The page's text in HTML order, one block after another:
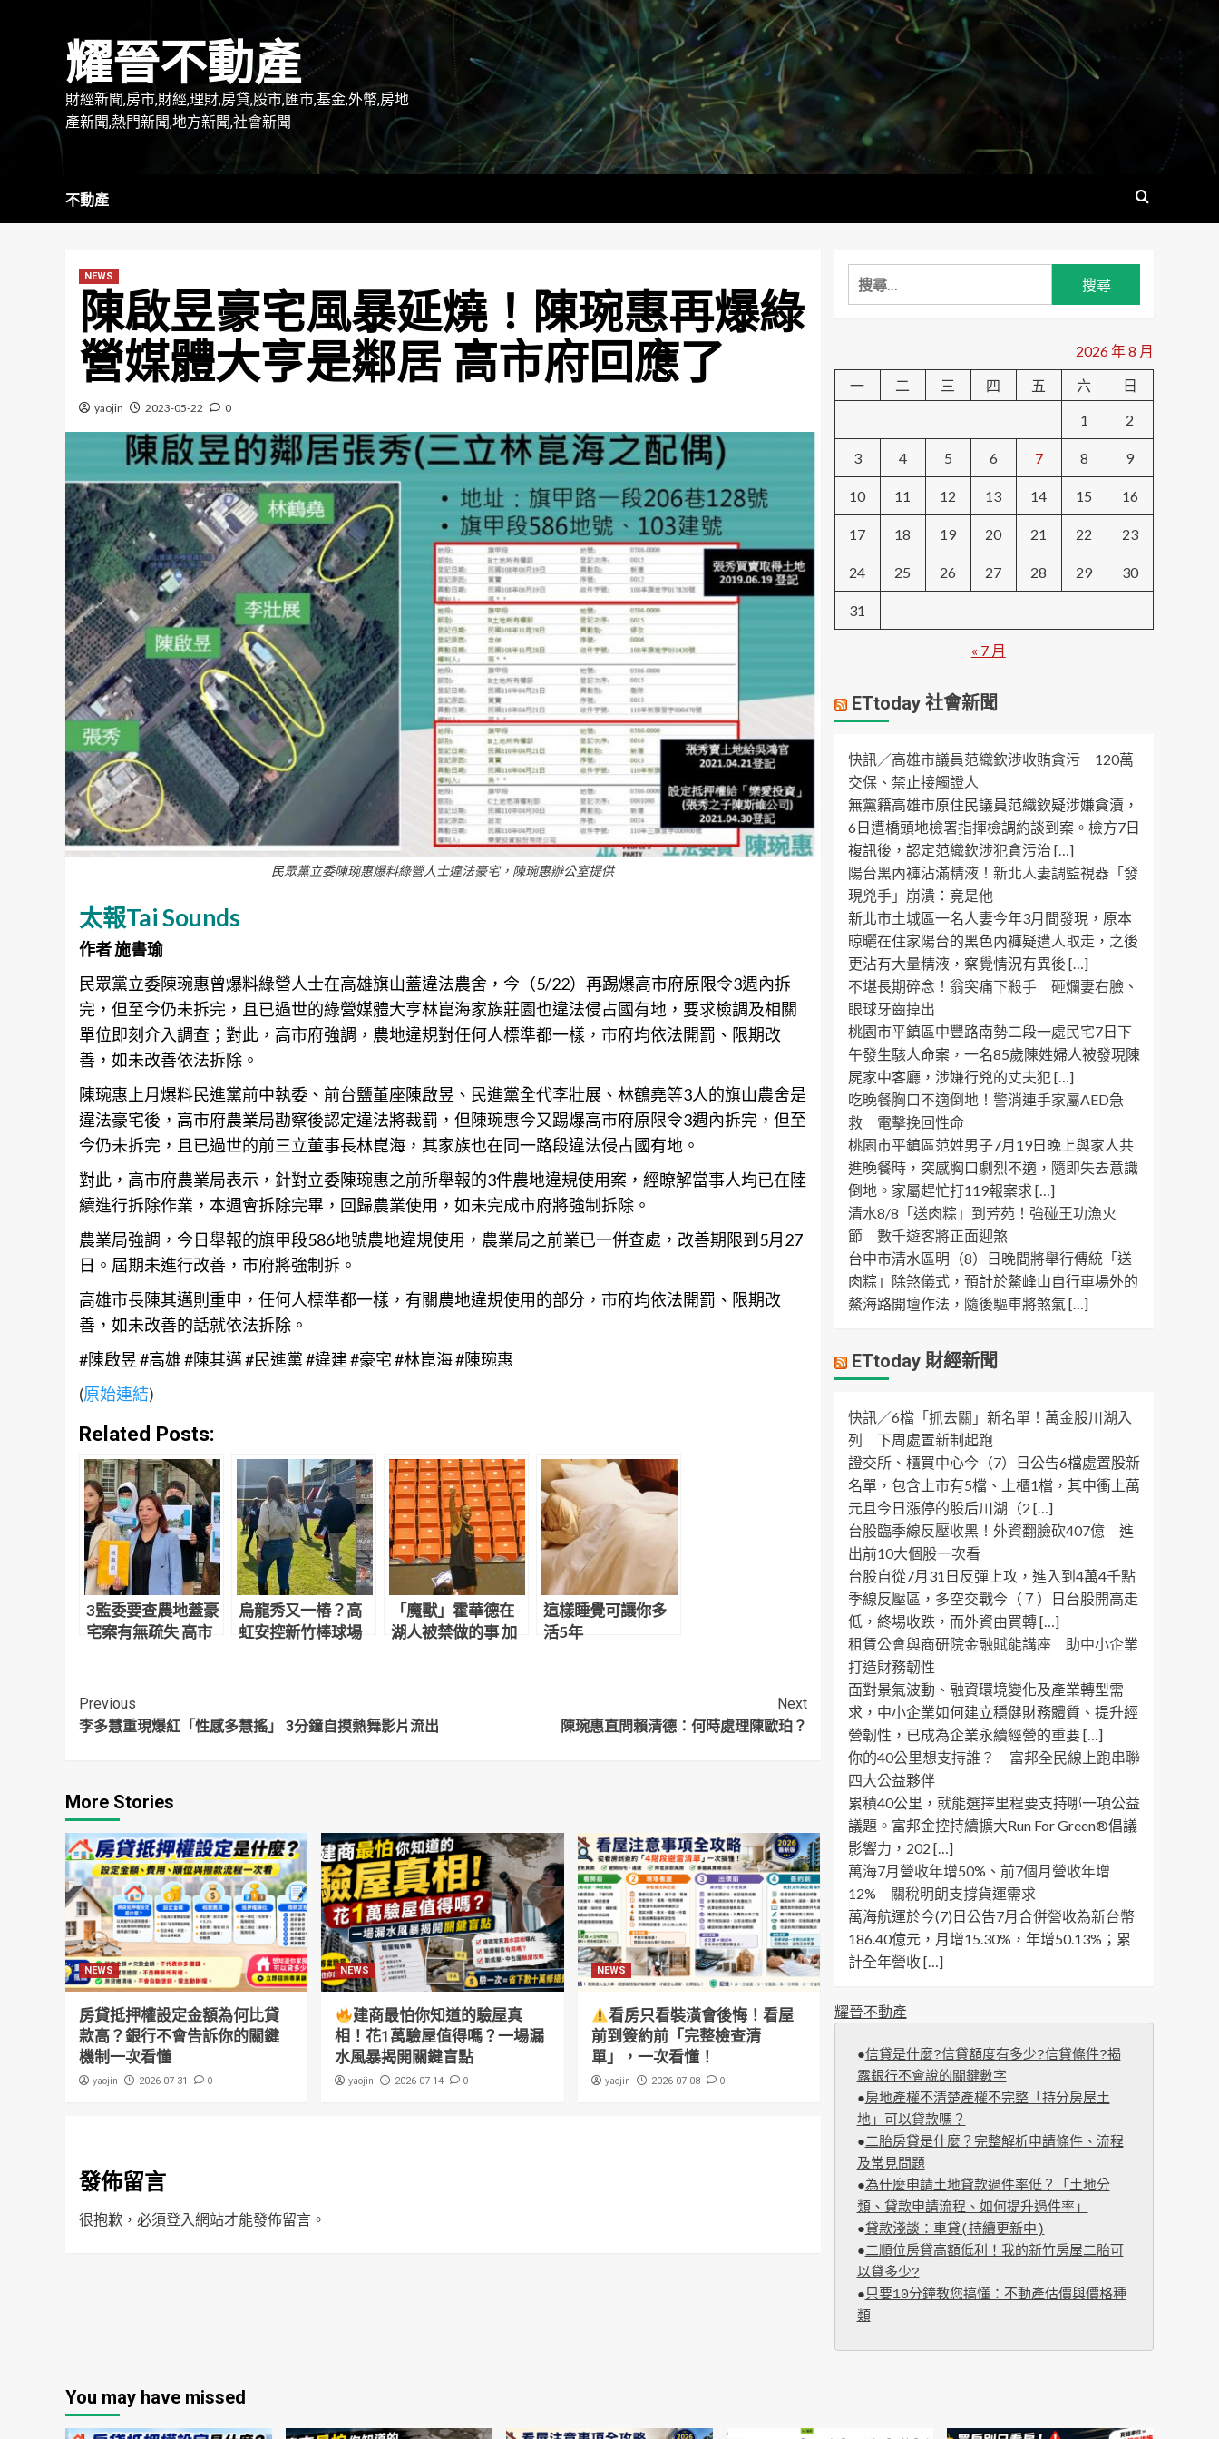
耀晉不動產
財經新聞,房市,財經,理財,房貸,股市,匯市,基金,外幣,房地
產新聞,熱門新聞,地方新聞,社會新聞
不動產
NEWS
陳啟昱豪宅風暴延燒！陳琬惠再爆綠
營媒體大亨是鄰居 高市府回應了
yaojin 2023-05-22 0
民眾黨立委陳琬惠爆料綠營人士違法豪宅，陳琬惠辦公室提供
太報Tai Sounds
作者 施書瑜
民眾黨立委陳琬惠曾爆料綠營人士在高雄旗山蓋違法農舍，今（5/22）再踢爆高市府原限令3週內拆
完，但至今仍未拆完，且已過世的綠營媒體大亨林崑海家族莊園也違法侵占國有地，要求檢調及相關
單位即刻介入調查；對此，高市府強調，農地違規對任何人標準都一樣，市府均依法開罰、限期改
善，如未改善依法拆除。
陳琬惠上月爆料民進黨前中執委、前台鹽董座陳啟昱、民進黨全代李壯展、林鶴堯等3人的旗山農舍是
違法豪宅後，高市府農業局勘察後認定違法將裁罰，但陳琬惠今又踢爆高市府原限令3週內拆完，但至
今仍未拆完，且已過世的前三立董事長林崑海，其家族也在同一路段違法侵占國有地。
對此，高市府農業局表示，針對立委陳琬惠之前所舉報的3件農地違規使用案，經瞭解當事人均已在陸
續進行拆除作業，本週會拆除完畢，回歸農業使用，如未完成市府將強制拆除。
農業局強調，今日舉報的旗甲段586地號農地違規使用，農業局之前業已一併查處，改善期限到5月27
日。屆期未進行改善，市府將強制拆。
高雄市長陳其邁則重申，任何人標準都一樣，有關農地違規使用的部分，市府均依法開罰、限期改
善，如未改善的話就依法拆除。
#陳啟昱 #高雄 #陳其邁 #民進黨 #違建 #豪宅 #林崑海 #陳琬惠
(原始連結)
Related Posts:
3監委要查農地蓋豪
宅案有無疏失 高市
烏龍秀又一樁？高
虹安控新竹棒球場
「魔獸」霍華德在
湖人被禁做的事 加
這樣睡覺可讓你多
活5年
Continue
Reading
Previous
李多慧重現爆紅「性感多慧搖」 3分鐘自摸熱舞影片流出
Next
陳琬惠直問賴清德：何時處理陳歐珀？
More Stories
NEWS
房貸抵押權設定金額為何比貸
款高？銀行不會告訴你的關鍵
機制一次看懂
yaojin 2026-07-31 0
NEWS
建商最怕你知道的驗屋真
相！花1萬驗屋值得嗎？一場漏
水風暴揭開關鍵盲點
yaojin 2026-07-14 0
NEWS
看房只看裝潢會後悔！看屋
前到簽約前「完整檢查清
單」，一次看懂！
yaojin 2026-07-08 0
發佈留言
很抱歉，必須登入網站才能發佈留言。
搜
尋
字:
2026 年 8 月
一
二 三 四 五 六
日
1
2
3 4 5 6 7 8 9
10 11 12 13 14 15 16
17 18 19 20 21 22 23
24 25 26 27 28 29 30
31
« 7 月
ETtoday 社會新聞
快訊／高雄市議員范織欽涉收賄貪污 120萬
交保、禁止接觸證人
無黨籍高雄市原住民議員范織欽疑涉嫌貪瀆，
6日遭橋頭地檢署指揮檢調約談到案。檢方7日
複訊後，認定范織欽涉犯貪污治 […]
陽台黑內褲沾滿精液！新北人妻調監視器「發
現兇手」崩潰：竟是他
新北市土城區一名人妻今年3月間發現，原本
晾曬在住家陽台的黑色內褲疑遭人取走，之後
更沾有大量精液，察覺情況有異後 […]
不堪長期碎念！翁突痛下殺手 砸爛妻右臉、
眼球牙齒掉出
桃園市平鎮區中豐路南勢二段一處民宅7日下
午發生駭人命案，一名85歲陳姓婦人被發現陳
屍家中客廳，涉嫌行兇的丈夫犯 […]
吃晚餐胸口不適倒地！警消連手家屬AED急
救 電擊挽回性命
桃園市平鎮區范姓男子7月19日晚上與家人共
進晚餐時，突感胸口劇烈不適，隨即失去意識
倒地。家屬趕忙打119報案求 […]
清水8/8「送肉粽」到芳苑！強碰王功漁火
節 數千遊客將正面迎煞
台中市清水區明（8）日晚間將舉行傳統「送
肉粽」除煞儀式，預計於鰲峰山自行車場外的
鰲海路開壇作法，隨後驅車將煞氣 […]
ETtoday 財經新聞
快訊／6檔「抓去關」新名單！萬金股川湖入
列 下周處置新制起跑
證交所、櫃買中心今（7）日公告6檔處置股新
名單，包含上市有5檔、上櫃1檔，其中衝上萬
元且今日漲停的股后川湖（2 […]
台股臨季線反壓收黑！外資翻臉砍407億 進
出前10大個股一次看
台股自從7月31日反彈上攻，進入到4萬4千點
季線反壓區，多空交戰今（７）日台股開高走
低，終場收跌，而外資由買轉 […]
租賃公會與商研院金融賦能講座 助中小企業
打造財務韌性
面對景氣波動、融資環境變化及產業轉型需
求，中小企業如何建立穩健財務體質、提升經
營韌性，已成為企業永續經營的重要 […]
你的40公里想支持誰？ 富邦全民線上跑串聯
四大公益夥伴
累積40公里，就能選擇里程要支持哪一項公益
議題。富邦金控持續擴大Run For Green®倡議
影響力，202 […]
萬海7月營收年增50%、前7個月營收年增
12% 關稅明朗支撐貨運需求
萬海航運於今(7)日公告7月合併營收為新台幣
186.40億元，月增15.30%，年增50.13%；累
計全年營收 […]
耀晉不動產
●信貸是什麼?信貸額度有多少?信貸條件?揭
露銀行不會說的關鍵數字
●房地產權不清楚產權不完整「持分房屋土
地」可以貸款嗎？
●二胎房貸是什麼？完整解析申請條件、流程
及常見問題
●為什麼申請土地貸款過件率低？「土地分
類、貸款申請流程、如何提升過件率」
●貸款淺談：車貸(持續更新中)
●二順位房貸高額低利！我的新竹房屋二胎可
以貸多少?
●只要10分鐘教您搞懂：不動產估價與價格種
類
You may have missed